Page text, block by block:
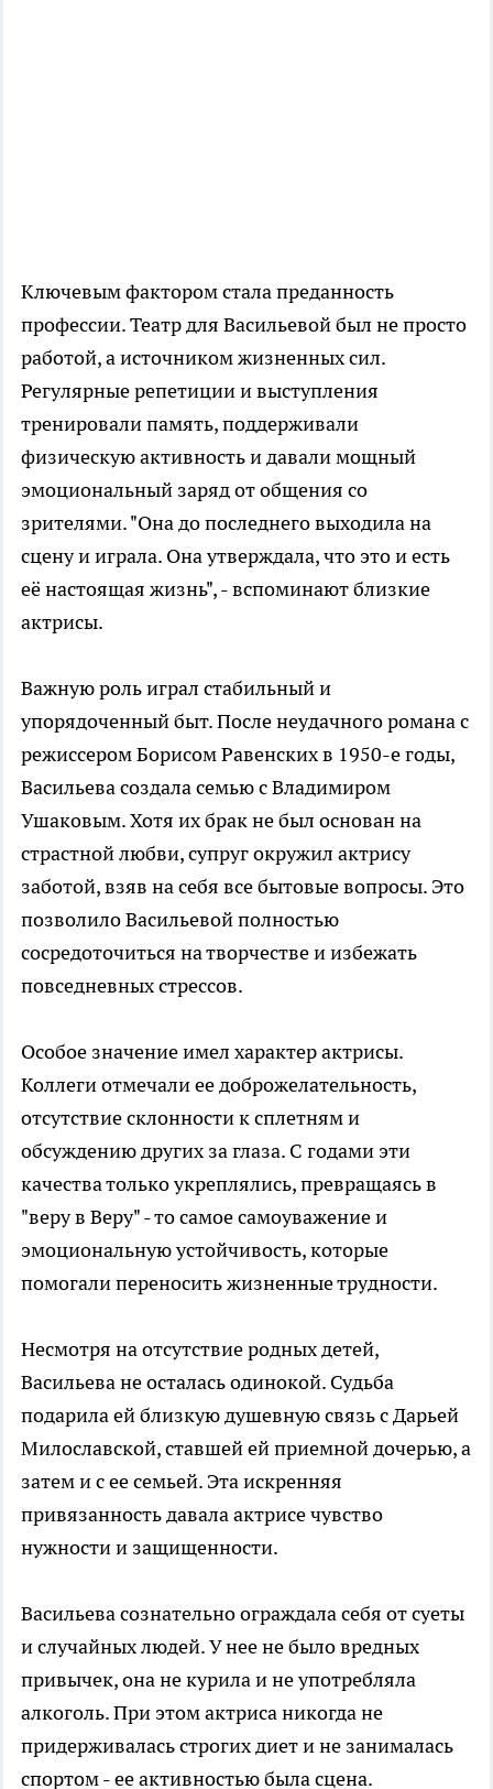
Ключевым фактором стала преданность
профессии. Театр для Васильевой был не просто
работой, а источником жизненных сил.
Регулярные репетиции и выступления
тренировали память, поддерживали
физическую активность и давали мощный
эмоциональный заряд от общения со
зрителями. "Она до последнего выходила на
сцену и играла. Она утверждала, что это и есть
её настоящая жизнь", - вспоминают близкие
актрисы.
Важную роль играл стабильный и
упорядоченный быт. После неудачного романа с
режиссером Борисом Равенских в 1950-е годы,
Васильева создала семью с Владимиром
Ушаковым. Хотя их брак не был основан на
страстной любви, супруг окружил актрису
заботой, взяв на себя все бытовые вопросы. Это
позволило Васильевой полностью
сосредоточиться на творчестве и избежать
повседневных стрессов.
Особое значение имел характер актрисы.
Коллеги отмечали ее доброжелательность,
отсутствие склонности к сплетням и
обсуждению других за глаза. С годами эти
качества только укреплялись, превращаясь в
"веру в Веру" - то самое самоуважение и
эмоциональную устойчивость, которые
помогали переносить жизненные трудности.
Несмотря на отсутствие родных детей,
Васильева не осталась одинокой. Судьба
подарила ей близкую душевную связь с Дарьей
Милославской, ставшей ей приемной дочерью, а
затем и с ее семьей. Эта искренняя
привязанность давала актрисе чувство
нужности и защищенности.
Васильева сознательно ограждала себя от суеты
и случайных людей. У нее не было вредных
привычек, она не курила и не употребляла
алкоголь. При этом актриса никогда не
придерживалась строгих диет и не занималась
спортом - ее активностью была сцена.